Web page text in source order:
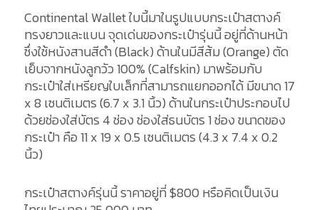
Continental Wallet ใบนี้มาในรูปแบบกระเป๋าสตางค์
ทรงยาวและแบน จุดเด่นของกระเป๋ารุ่นนี้ อยู่ที่ด้านหน้า
ซึ่งใช้หนังสานสีดำ (Black) ด้านในมีสีส้ม (Orange) ตัด
เย็บจากหนังลูกวัว 100% (Calfskin) มาพร้อมกับ
กระเป๋าใส่เหรียญใบเล็กที่สามารถแยกออกได้ มีขนาด 17
x 8 เซนติเมตร (6.7 x 3.1 นิ้ว) ด้านในกระเป๋าประกอบไป
ด้วยช่องใส่บัตร 4 ช่อง ช่องใส่ธนบัตร 1 ช่อง ขนาดของ
กระเป๋า คือ 11 x 19 x 0.5 เซนติเมตร (4.3 x 7.4 x 0.2
นิ้ว)
กระเป๋าสตางค์รุ่นนี้ ราคาอยู่ที่ $800 หรือคิดเป็นเงิน